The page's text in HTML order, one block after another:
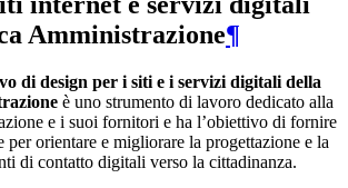
Amministrazione¶
di design per i siti e i servizi digitali della
è uno strumento di lavoro dedicato alla
e i suoi fornitori e ha l’obiettivo di fornire
orientare e migliorare la progettazione e la
di contatto digitali verso la cittadinanza.